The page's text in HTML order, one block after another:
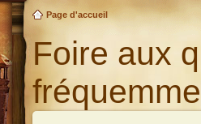
Page d'accueil
Foire aux